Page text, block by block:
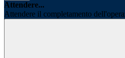
Attendere...
Attendere il completamento